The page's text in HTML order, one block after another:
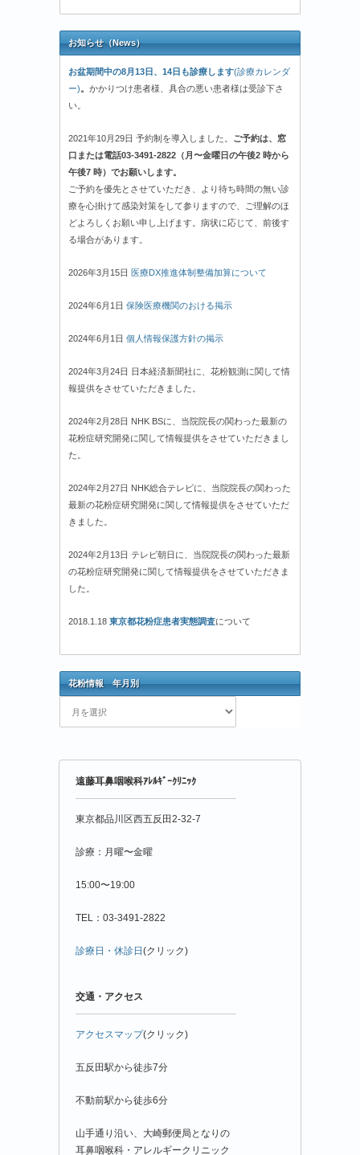
お知らせ（News）
お盆期間中の8月13日、14日も診療します(診療カレンダ
ー)。 かかりつけ患者様、具合の悪い患者様は受診下さ
い。
2021年10月29日 予約制を導入しました。 ご予約は、窓
口または電話03-3491-2822（月〜金曜日の午後2 時から
午後7 時）でお願いします。
ご予約を優先とさせていただき、より待ち時間の無い診
療を心掛けて感染対策をして参りますので、ご理解のほ
どよろしくお願い申し上げます。病状に応じて、前後す
る場合があります。
2026年3月15日 医療DX推進体制整備加算について
2024年6月1日 保険医療機関のおける掲示
2024年6月1日 個人情報保護方針の掲示
2024年3月24日 日本経済新聞社に、花粉観測に関して情
報提供をさせていただきました。
2024年2月28日 NHK BSに、当院院長の関わった最新の
花粉症研究開発に関して情報提供をさせていただきまし
た。
2024年2月27日 NHK総合テレビに、当院院長の関わった
最新の花粉症研究開発に関して情報提供をさせていただ
きました。
2024年2月13日 テレビ朝日に、当院院長の関わった最新
の花粉症研究開発に関して情報提供をさせていただきま
した。
2018.1.18 東京都花粉症患者実態調査について
花粉情報 年月別
花
粉
遠藤耳鼻咽喉科ｱﾚﾙｷﾞｰｸﾘﾆｯｸ
東京都品川区西五反田2-32-7
診療：月曜〜金曜
15:00〜19:00
TEL：03-3491-2822
診療日・休診日(クリック)
交通・アクセス
アクセスマップ(クリック)
五反田駅から徒歩7分
不動前駅から徒歩6分
山手通り沿い、大崎郵便局となりの
耳鼻咽喉科・アレルギークリニック